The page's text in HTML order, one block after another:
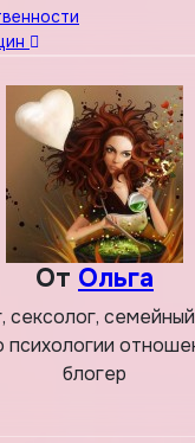
От Ольга
сексолог,
психологии
блогер